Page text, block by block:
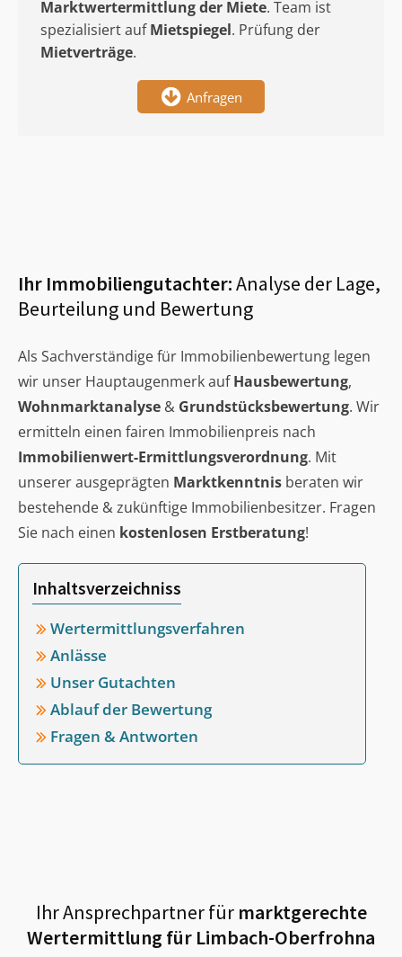
Marktwertermittlungder Miete. Team ist
spezialisiert aufMietspiegel. Prüfung der
Mietverträge.
Anfragen
Ihr Immobiliengutachter:Analyse der Lage,
Beurteilung und Bewertung
Als Sachverständige für Immobilienbewertung legen
wir unser Hauptaugenmerk aufHausbewertung,
Wohnmarktanalyse & Grundstücksbewertung. Wir
ermitteln einen fairen Immobilienpreis nach
Immobilienwert-Ermittlungsverordnung. Mit
unserer ausgeprägten Marktkenntnis beraten wir
bestehende & zukünftige Immobilienbesitzer. Fragen
Sie nach einen kostenlosen Erstberatung!
Inhaltsverzeichniss
Wertermittlungsverfahren
Anlässe
Unser Gutachten
Ablauf der Bewertung
Fragen & Antworten
Ihr Ansprechpartner fürmarktgerechte
Wertermittlung für Limbach-Oberfrohna